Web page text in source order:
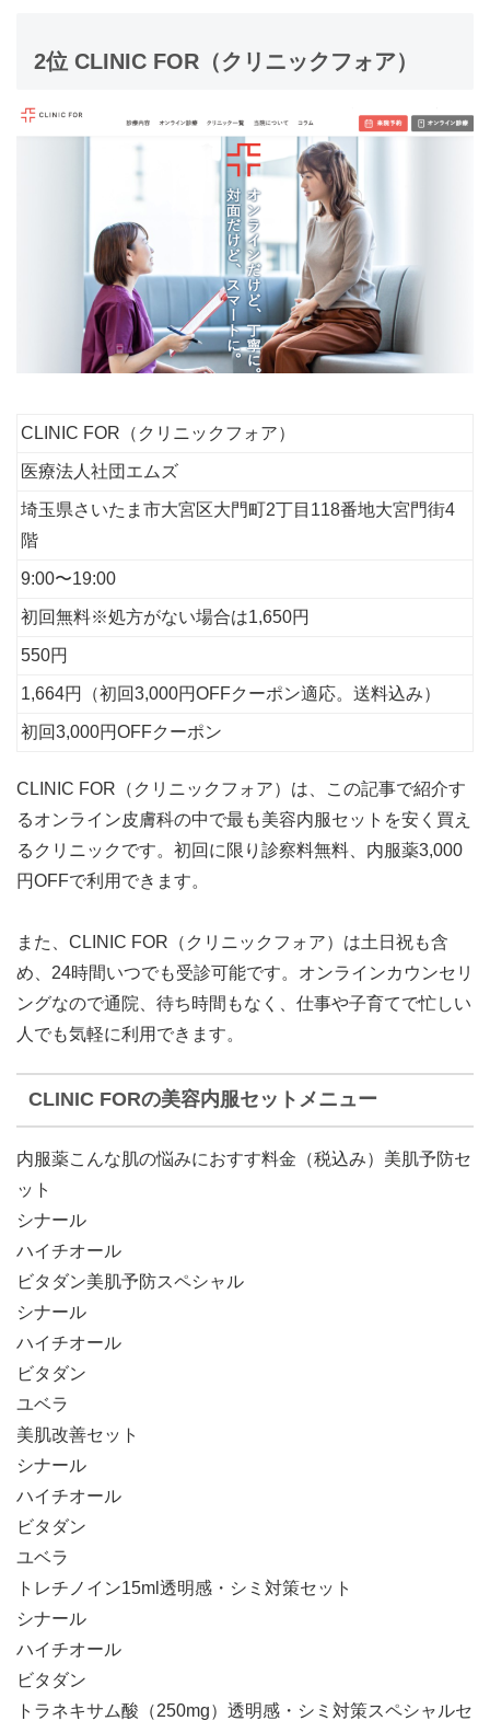
2位 CLINIC FOR（クリニックフォア）
CLINIC FOR（クリニックフォア）
医療法人社団エムズ
埼玉県さいたま市大宮区大門町2丁目118番地大宮門街4
階
9:00〜19:00
初回無料※処方がない場合は1,650円
550円
1,664円（初回3,000円OFFクーポン適応。送料込み）
初回3,000円OFFクーポン
CLINIC FOR（クリニックフォア）は、この記事で紹介す
るオンライン皮膚科の中で最も美容内服セットを安く買え
るクリニックです。初回に限り診察料無料、内服薬3,000
円OFFで利用できます。
また、CLINIC FOR（クリニックフォア）は土日祝も含
め、24時間いつでも受診可能です。オンラインカウンセリ
ングなので通院、待ち時間もなく、仕事や子育てで忙しい
人でも気軽に利用できます。
CLINIC FORの美容内服セットメニュー
内服薬こんな肌の悩みにおすす料金（税込み）美肌予防セ
ット
シナール
ハイチオール
ビタダン美肌予防スペシャル
シナール
ハイチオール
ビタダン
ユベラ
美肌改善セット
シナール
ハイチオール
ビタダン
ユベラ
トレチノイン15ml 透明感・シミ対策セット
シナール
ハイチオール
ビタダン
トラネキサム酸（250mg） 透明感・シミ対策スペシャルセ